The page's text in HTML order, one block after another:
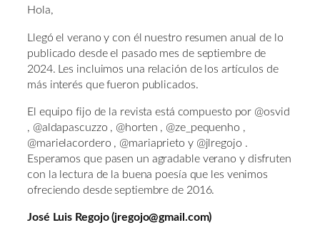
Hola,
Llegó el verano y con él nuestro resumen anual de lo
publicado desde el pasado mes de septiembre de
2024. Les incluimos una relación de los artículos de
más interés que fueron publicados.
El equipo fijo de la revista está compuesto por @osvid
, @aldapascuzzo , @horten , @ze_pequenho ,
@marielacordero , @mariaprieto y @jlregojo .
Esperamos que pasen un agradable verano y disfruten
con la lectura de la buena poesía que les venimos
ofreciendo desde septiembre de 2016.
José Luis Regojo (jregojo@gmail.com)